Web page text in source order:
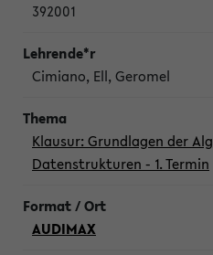
392001
Cimiano, Ell, Geromel
Klausur: Grundlagen der
Datenstrukturen - 1. Termin
AUDIMAX